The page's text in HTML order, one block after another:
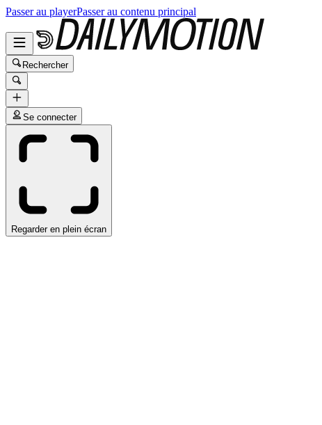
Passer au playerPasser au contenu principal
Rechercher
Se connecter
Regarder en plein écran